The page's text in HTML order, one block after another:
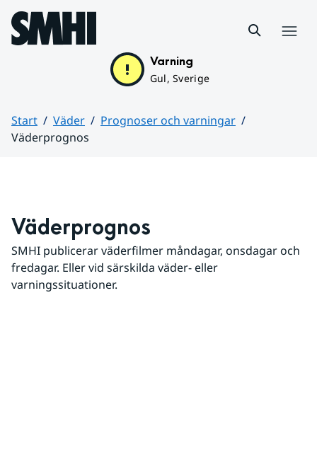
Hoppa till sidans innehåll
Varning
Gul, Sverige
Start Väder
Prognoser och varningar
Väderprognos
Väderprognos
SMHI publicerar väderfilmer måndagar, onsdagar och
fredagar. Eller vid särskilda väder- eller
varningssituationer.